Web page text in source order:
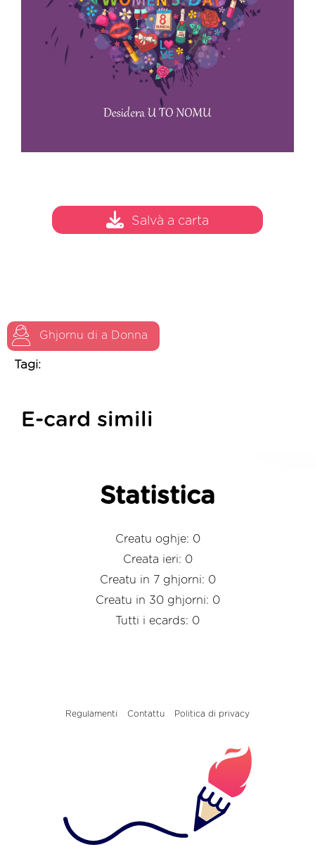
Ghjornu di a Donna
Tagi:
Salvà a carta
E-card simili
Statistica
Creatu oghje: 0
Creata ieri: 0
Creatu in 7 ghjorni: 0
Creatu in 30 ghjorni: 0
Tutti i ecards: 0
Regulamenti Contattu Politica di privacy